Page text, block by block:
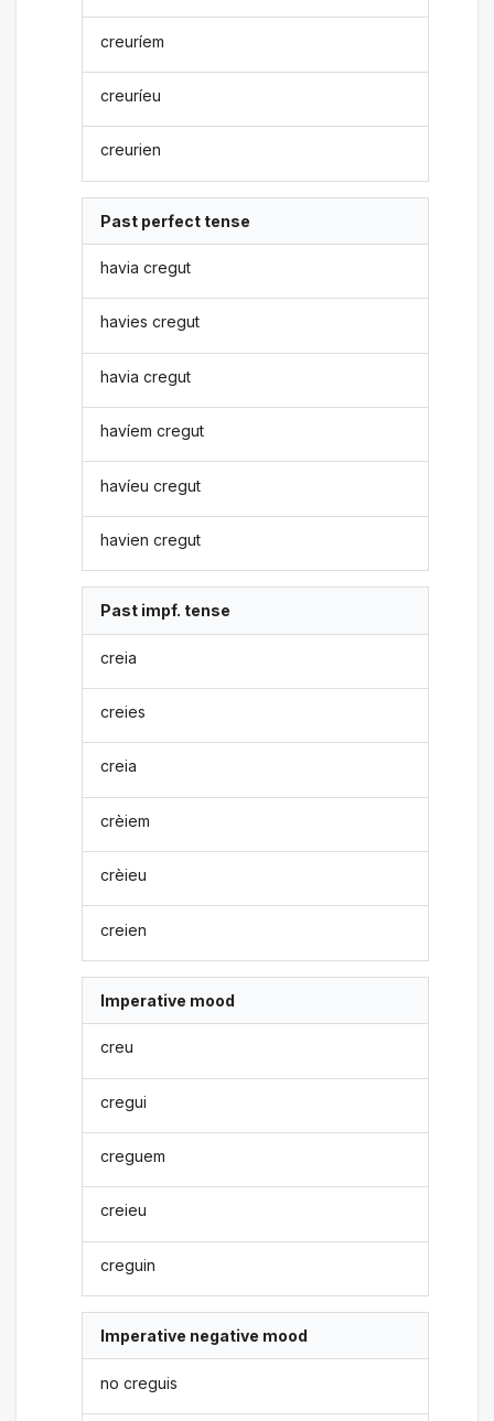
creuríem
creuríeu
creurien
Past perfect tense
havia cregut
havies cregut
havia cregut
havíem cregut
havíeu cregut
havien cregut
Past impf. tense
creia
creies
creia
crèiem
crèieu
creien
Imperative mood
creu
cregui
creguem
creieu
creguin
Imperative negative mood
no creguis